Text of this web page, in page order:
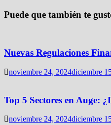
Puede que también te
Nuevas Regulaciones
noviembre 24, 2024diciembre
Top 5 Sectores en Auge:
noviembre 24, 2024diciembre